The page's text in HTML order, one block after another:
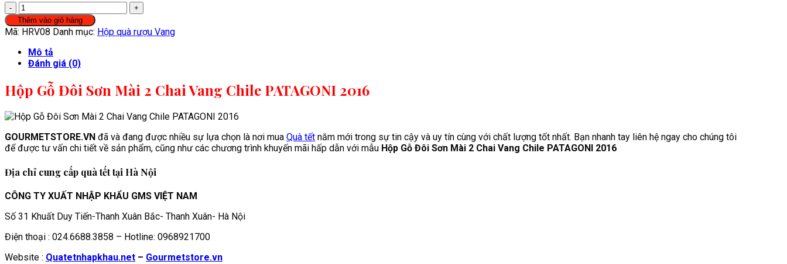
Hộp
Gỗ
Đôi
Mài
2
Vang
Chile
2016
lượng
Thêm vào giỏ hàng
Mã: HRV08 Danh mục: Hộp quà rượu Vang
Mô tả
Đánh giá (0)
Hộp Gỗ Đôi Sơn Mài 2 Chai Vang Chile PATAGONI 2016
GOURMETSTORE.VN đã và đang được nhiều sự lựa chọn là nơi mua Quà tết năm mới trong sự tin cậy và uy tín cùng với chất lượng tốt nhất. Bạn nhanh tay liên hệ ngay cho chúng tôi
để được tư vấn chi tiết về sản phẩm, cũng như các chương trình khuyến mãi hấp dẫn với mẫu Hộp Gỗ Đôi Sơn Mài 2 Chai Vang Chile PATAGONI 2016
Địa chỉ cung cấp quà tết tại Hà Nội
CÔNG TY XUẤT NHẬP KHẨU GMS VIỆT NAM
Số 31 Khuất Duy Tiến-Thanh Xuân Bắc- Thanh Xuân- Hà Nội
Điện thoại : 024.6688.3858 – Hotline: 0968921700
Website : Quatetnhapkhau.net – Gourmetstore.vn